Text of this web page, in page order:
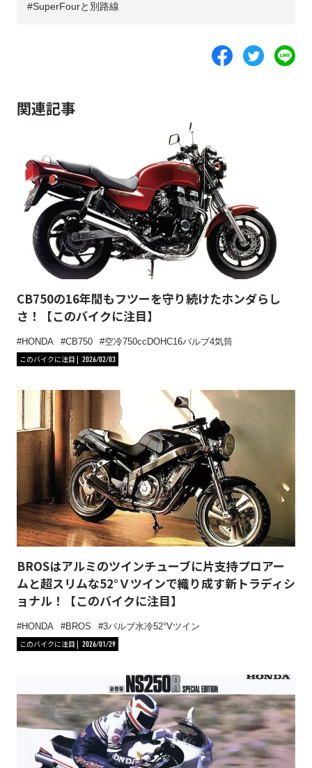
SuperFourと別路線
関連記事
CB750の16年間もフツーを守り続けたホンダらし
さ！【このバイクに注目】
HONDA CB750
空冷750ccDOHC16バルブ4気筒
このバイクに注目
2026/02/03
BROSはアルミのツインチューブに片支持プロアー
ムと超スリムな52°Ｖツインで織り成す新トラディシ
ョナル！【このバイクに注目】
HONDA BROS
3バルブ水冷52°Vツイン
このバイクに注目
2026/01/29